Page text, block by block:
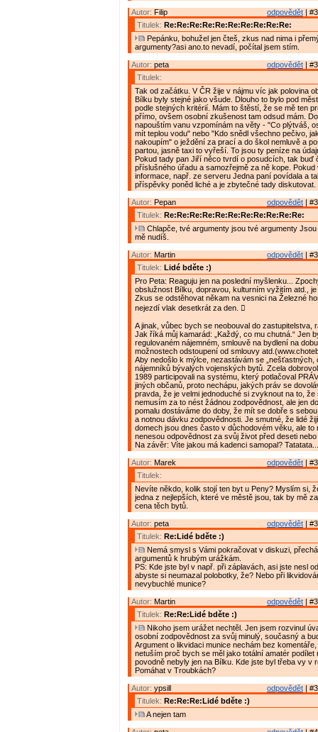
odpovědět |
Autor: Filip
Titulek: Re:Re:Re:Re:Re:Re:Re:Re:Re:Re:
Pepánku, bohužel jen čteš, zkus nad nima i
argumenty?asi ano.to nevadí, počítal jsem stím.
odpovědět |
Autor: peta
Titulek:
Tak od začátku. V ČR žije v nájmu víc jak polovina
Bílku byly stejné jako všude. Dlouho to bylo pod
podle stejných kritérií. Mám to štěstí, že se mě ten
přímo, ovšem osobní zkušenost tam odsud mám.
napouštím vanu vzpomínám na věty - "Co plýtváš,
mít teplou vodu" nebo "Kdo snědl všechno pečivo,
nakoupím" o ježdění za prací a do škol nemluvě a
partou, jasně taxi to vyřeší. To jsou ty peníze na
Pokud tady pan Jiří něco tvrdí o posudcích, tak buď
příslušného úřadu a samozřejmě za ně kope. Pokud
informace, např. ze serveru Jedna paní povídala a
příspěvky poněd liché a je zbytečné tady diskutovat.
odpovědět |
Autor: Pepan
Titulek: Re:Re:Re:Re:Re:Re:Re:Re:Re:Re:Re:
Chlapče, tvé argumenty jsou tvé argumenty
mě nudíš.
odpovědět |
Autor: Martin
Titulek: Lidé bděte :)
Pro Peta: Reaguju jen na poslední myšlenku...
obslužnost Bílku, dopravou, kulturním vyžitím atd.,
Zkus se odstěhovat někam na vesnici na Železné
nejezdí vlak desetkrát za den. 
A jinak, vůbec bych se neobouval do zastupitelstva,
Jak říká můj kamarád: „Každý, co mu chutná.“ Jen
regulovaném nájemném, smlouvě na bydlení na
možnostech odstoupení od smlouvy
Aby nedošlo k mýlce, nezastávám se „nešťastných,
nájemníků bývalých vojenských bytů. Zcela
1989 participovali na systému, který potlačoval
jiných občanů, proto nechápu, jakých práv se
pravda, že je velmi jednoduché si zvyknout na to, že
nemusím za to nést žádnou zodpovědnost, ale jen
pomalu dostáváme do doby, že mít se dobře s
a notnou dávku zodpovědnosti. Je smutné, že lidé
domech jsou dnes často v důchodovém věku, ale to
nenesou odpovědnost za svůj život před deseti nebo
Na závěr: Víte jakou má kadenci samopal?
odpovědět |
Autor: Marek
Titulek:
Nevíte někdo, kolik stojí ten byt u Peny? Myslím si,
jedna z nejlepších, které ve městě jsou, tak by mě
cena těch bytů.
odpovědět |
Autor: peta
Titulek: Re:Lidé bděte :)
Nemá smysl s Vámi pokračovat v diskuzi,
argumentů k hrubým urážkám.
PS: Kde jste byl v např. při záplavách, asi jste nesl
abyste si neumazal polobotky, že? Nebo při
nevybuchlé munice?
odpovědět |
Autor: Martin
Titulek: Re:Re:Lidé bděte :)
Nikoho jsem urážet nechtěl. Jen jsem rozvinul
osobní zodpovědnost za svůj minulý, současný a
Argument o likvidaci munice nechám bez
netuším proč bych se měl jako totální amatér podílet
povodně nebyly jen na Bílku. Kde jste byl třeba vy v
Pomáhat v Troubkách?
odpovědět |
Autor: ypsill
Titulek: Re:Re:Re:Lidé bděte :)
A nejen tam